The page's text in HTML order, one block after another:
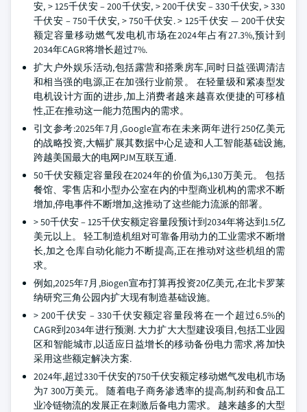
安, > 125千伏安 – 200千伏安, > 200千伏安 – 330千伏安, > 330
千伏安 – 750千伏安, > 750千伏安. > 125千伏安 — 200千伏安
额定容量移动燃气发电机市场在2024年占有27.3%,预计到
2034年CAGR将增长超过7%.
扩大户外娱乐活动,包括露营和搭乘房车,同时日益强调清洁
和相当强的电源,正在加强行业前景。 在轻量级和紧凑型发
电机设计方面的进步,加上消费者越来越喜欢便捷的可移植
性,正在推动这一能力范围内的需求。
引文参考:2025年7月,Google宣布在未来两年进行250亿美元
的战略投资,大幅扩展其数据中心足迹和人工智能基础设施,
跨越美国最大的电网PJM互联互通.
50千伏安额定容量段在2024年的价值为6,130万美元。 包括
餐馆、零售店和小型办公室在内的中型商业机构的需求不断
增加,停电事件不断增加,这推动了这些能力流派的部署。
> 50千伏安 – 125千伏安额定容量段预计到2034年将达到1.5亿
美元以上。 轻工制造机组对可靠备用动力的工业需求不断增
长,加之仓库自动化能力不断提高,正在推动对这些机组的需
求。
例如,2025年7月,Biogen宣布打算再投资20亿美元,在北卡罗莱
纳研究三角公园内扩大现有制造基础设施。
> 200千伏安 – 330千伏安额定容量段将在一个超过6.5%的
CAGR到2034年进行预测. 大力扩大大型建设项目,包括工业园
区和智能城市,以适应日益增长的移动备份电力需求,将加快
采用这些额定解决方案.
2024年,超过330千伏安的750千伏安额定移动燃气发电机市场
为7 300万美元。 随着电子商务渗透率的提高,制药和食品工
业冷链物流的发展正在刺激后备电力需求。 越来越多的大型